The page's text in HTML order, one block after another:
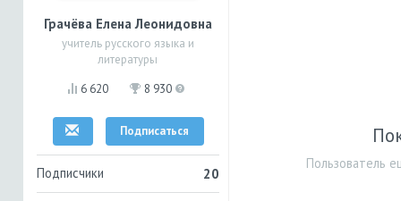
Грачёва Елена Леонидовна
учитель русского языка и
литературы
6 620
8 930
Подписаться
Подписчики 20
Пользователь